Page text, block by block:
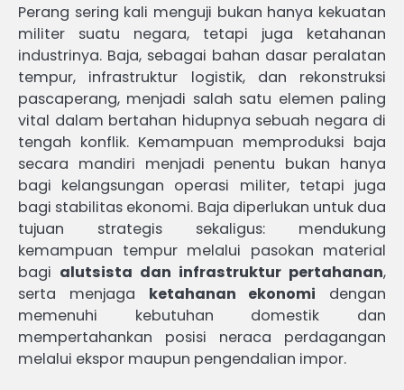
Perang sering kali menguji bukan hanya kekuatan
militer suatu negara, tetapi juga ketahanan
industrinya. Baja, sebagai bahan dasar peralatan
tempur, infrastruktur logistik, dan rekonstruksi
pascaperang, menjadi salah satu elemen paling
vital dalam bertahan hidupnya sebuah negara di
tengah konflik. Kemampuan memproduksi baja
secara mandiri menjadi penentu bukan hanya
bagi kelangsungan operasi militer, tetapi juga
bagi stabilitas ekonomi. Baja diperlukan untuk dua
tujuan strategis sekaligus: mendukung
kemampuan tempur melalui pasokan material
bagi alutsista dan infrastruktur pertahanan,
serta menjaga ketahanan ekonomi dengan
memenuhi kebutuhan domestik dan
mempertahankan posisi neraca perdagangan
melalui ekspor maupun pengendalian impor.